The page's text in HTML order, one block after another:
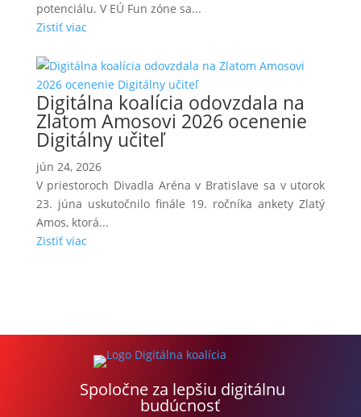
potenciálu. V EÚ Fun zóne sa...
Zistiť viac
Digitálna koalícia odovzdala na
Zlatom Amosovi 2026 ocenenie
Digitálny učiteľ
jún 24, 2026
V priestoroch Divadla Aréna v Bratislave sa v utorok
23. júna uskutočnilo finále 19. ročníka ankety Zlatý
Amos, ktorá...
Zistiť viac
Spoločne za lepšiu digitálnu
budúcnosť